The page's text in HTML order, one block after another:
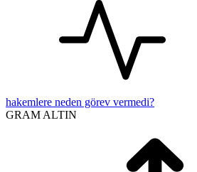
hakemlere neden görev vermedi?
GRAM ALTIN